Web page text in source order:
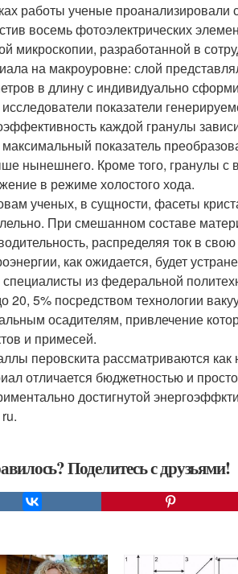
работы ученые проанализировали
восемь фотоэлектрических
микроскопии, разработанной в
на макроуровне: слой
в длину с индивидуально
показатели
каждой гранулы
максимальный показатель
нынешнего. Кроме того, гранулы
в режиме холостого хода.
ученых, в сущности, фасеты
При смешанном составе
распределяя ток в
как ожидается, будет
из федеральной
20, 5% посредством технологии
осадителям, привлечение
и примесей.
перовскита рассматриваются
отличается бюджетностью и
достигнутой
Поделитесь с друзьями!